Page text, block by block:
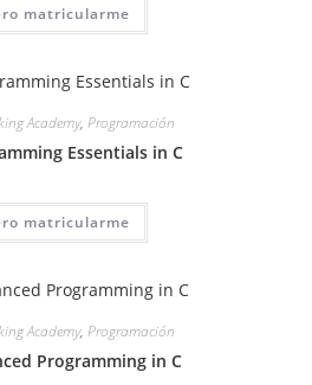
matricularme
Academy, Programación
Essentials in C
matricularme
Academy, Programación
Programming in C